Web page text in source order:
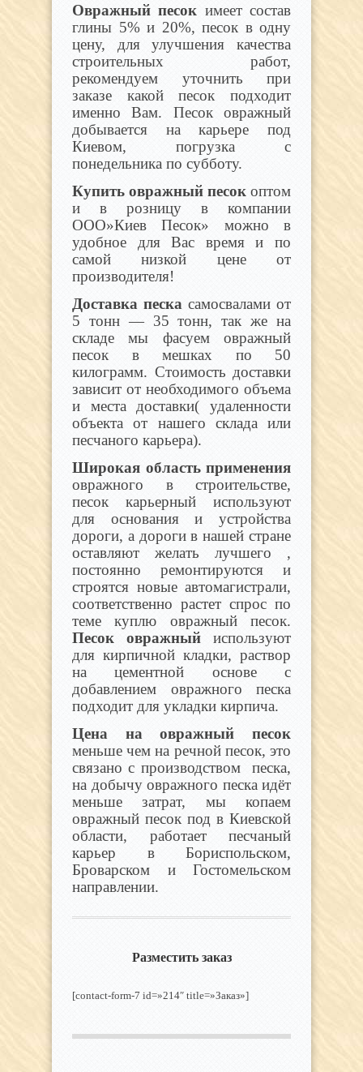
Овражный песок имеет состав
глины 5% и 20%, песок в одну
цену, для улучшения качества
строительных работ,
рекомендуем уточнить при
заказе какой песок подходит
именно Вам.
Песок овражный
добывается на карьере под
Киевом, погрузка с
понедельника по субботу.
Купить овражный песок оптом
и в розницу в компании
ООО»Киев Песок» можно в
удобное для Вас время и по
самой низкой цене от
производителя!
Доставка песка самосвалами от
5 тонн — 35 тонн, так же на
складе мы фасуем овражный
песок в мешках по 50
килограмм. Стоимость доставки
зависит от необходимого объема
и места доставки( удаленности
объекта от нашего склада или
песчаного карьера).
Широкая область применения
овражного в строительстве,
песок карьерный используют
для основания и устройства
дороги, а дороги в нашей стране
оставляют желать лучшего ,
постоянно ремонтируются и
строятся новые автомагистрали,
соответственно растет спрос по
теме куплю овражный песок.
Песок овражный используют
для кирпичной кладки, раствор
на цементной основе с
добавлением овражного песка
подходит для укладки кирпича.
Цена на овражный песок
меньше чем на речной песок, это
связано с производством песка,
на добычу овражного песка идёт
меньше затрат, мы копаем
овражный песок под в Киевской
области, работает песчаный
карьер в Бориспольском,
Броварском и Гостомельском
направлении.
Разместить заказ
[contact-form-7 id=»214″ title=»Заказ»]